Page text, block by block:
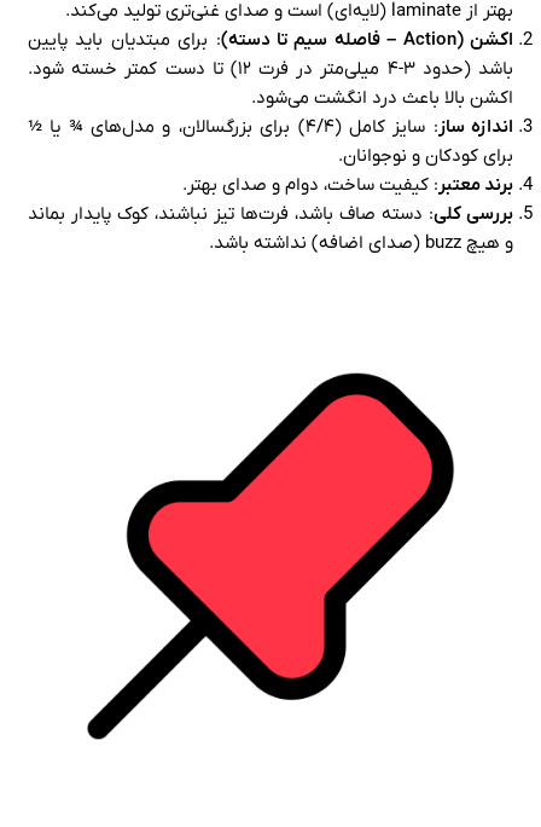
بهتر از laminate (لایه‌ای) است و صدای غنی‌تری تولید می‌کند.
اکشن (Action – فاصله سیم تا دسته)
: برای مبتدیان باید پایین
باشد (حدود ۳-۴ میلی‌متر در فرت ۱۲) تا دست کمتر خسته شود.
اکشن بالا باعث درد انگشت می‌شود.
اندازه ساز
: سایز کامل (۴/۴) برای بزرگسالان، و مدل‌های ¾ یا ½
برای کودکان و نوجوانان.
برند معتبر: کیفیت ساخت، دوام و صدای بهتر.
بررسی کلی: دسته صاف باشد، فرت‌ها تیز نباشند، کوک پایدار بماند
و هیچ buzz (صدای اضافه) نداشته باشد.